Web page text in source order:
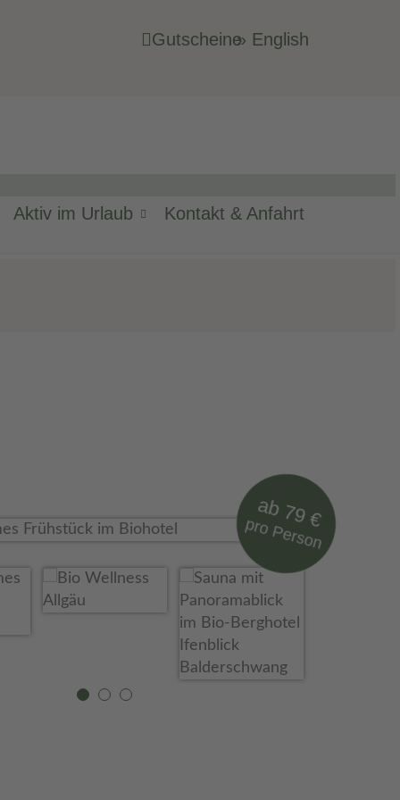
Gutscheine» English
Aktiv im Urlaub Kontakt & Anfahrt
Bergen.
ab 79 €
pro Person